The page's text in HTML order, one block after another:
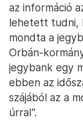
az információ
lehetett tudni,
mondta a
Orbán-
jegybank egy
ebben az
szájából az a
úrral”.